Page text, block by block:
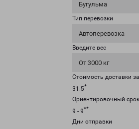
Бугульма
Тип перевозки
Автоперевозка
Введите вес
От 3000 кг
Стоимость доставки
31.5*
Ориентировочный
9 - 9**
Дни отправки